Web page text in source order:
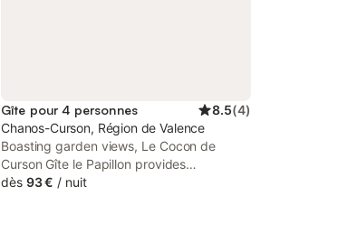
Gîte pour 4 personnes 8.5(4)
Chanos-Curson, Région de Valence
Boasting garden views, Le Cocon de
Curson Gîte le Papillon provides
accommodation with a seasonal outdoor
dès 93 € / nuit